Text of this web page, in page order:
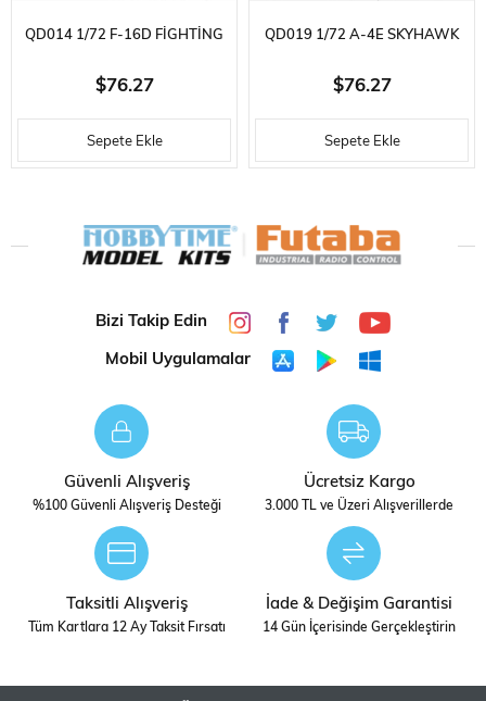
QD014 1/72 F-16D FIGHTING
FALCON SERGILEMEYE HAZIR
PLASTIK UÇAK MODELI
$76.27
Sepete Ekle
QD019 1/72 A-4E SKYHAWK
SERGILEMEYE HAZIR PLASTIK
UÇAK MODELI
$76.27
Sepete Ekle
Bizi Takip Edin
Mobil Uygulamalar
Güvenli Alışveriş
%100 Güvenli Alışveriş Desteği
Ücretsiz Kargo
3.000 TL ve Üzeri Alışverillerde
Taksitli Alışveriş
Tüm Kartlara 12 Ay Taksit Fırsatı
İade & Değişim Garantisi
14 Gün İçerisinde Gerçekleştirin